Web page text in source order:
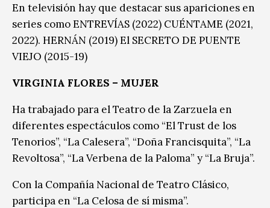
En televisión hay que destacar sus apariciones en
series como ENTREVÍAS (2022) CUÉNTAME (2021,
2022). HERNÁN (2019) El SECRETO DE PUENTE
VIEJO (2015-19)
VIRGINIA FLORES – MUJER
Ha trabajado para el Teatro de la Zarzuela en
diferentes espectáculos como “El Trust de los
Tenorios”, “La Calesera”, “Doña Francisquita”, “La
Revoltosa”, “La Verbena de la Paloma” y “La Bruja”.
Con la Compañía Nacional de Teatro Clásico,
participa en “La Celosa de sí misma”.